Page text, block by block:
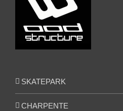
SKATEPARK
CHARPENTE